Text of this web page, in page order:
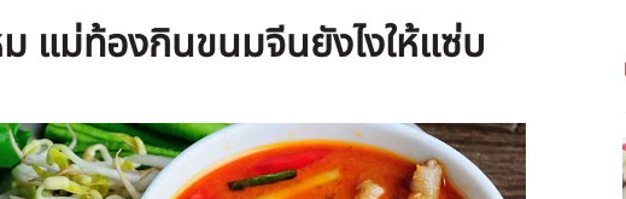
แม่ท้องกินขนมจีนยังไงให้แซ่บ